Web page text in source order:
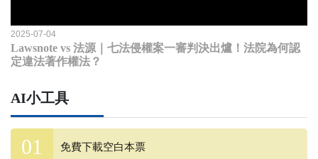
2025-07-04
Lawsnote vs 法源｜七法侵權案一審判決出爐！法院為何認
定違法著作權法？
AI小工具
免費下載空白本票